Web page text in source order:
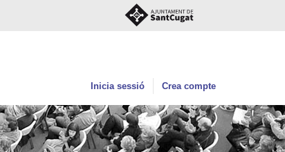
Inicia sessió Crea compte